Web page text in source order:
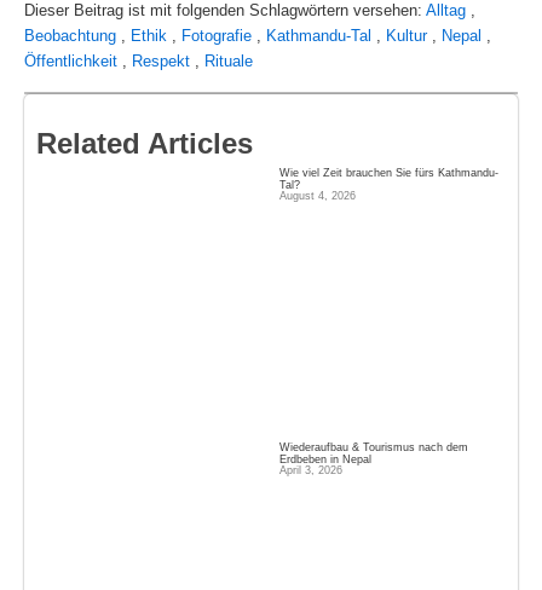
Dieser Beitrag ist mit folgenden Schlagwörtern versehen: Alltag ,
Beobachtung , Ethik , Fotografie , Kathmandu‑Tal , Kultur, Nepal ,
Öffentlichkeit , Respekt , Rituale
Related Articles
Wie viel Zeit brauchen Sie fürs Kathmandu-
Tal?
August 4, 2026
Wiederaufbau & Tourismus nach dem
Erdbeben in Nepal
April 3, 2026